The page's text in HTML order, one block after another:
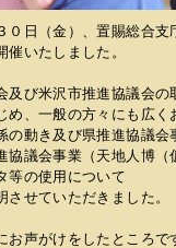
０日（金）、置賜総合
いたしました。
及び米沢市推進協議会の
め、一般の方々にも広く
の動き及び県推進協議
協議会事業（天地人博
等の使用について
させていただきました。
お声がけをしたところ